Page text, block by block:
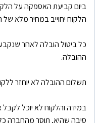
ביום קביעת האספקה על
הלקוח יחוייב במחיר מלא של
ההובלה.
תשלום ההובלה לא יוחזר
במידה והלקוח לא יוכל
סיבה שהיא, תוסר מהחברה